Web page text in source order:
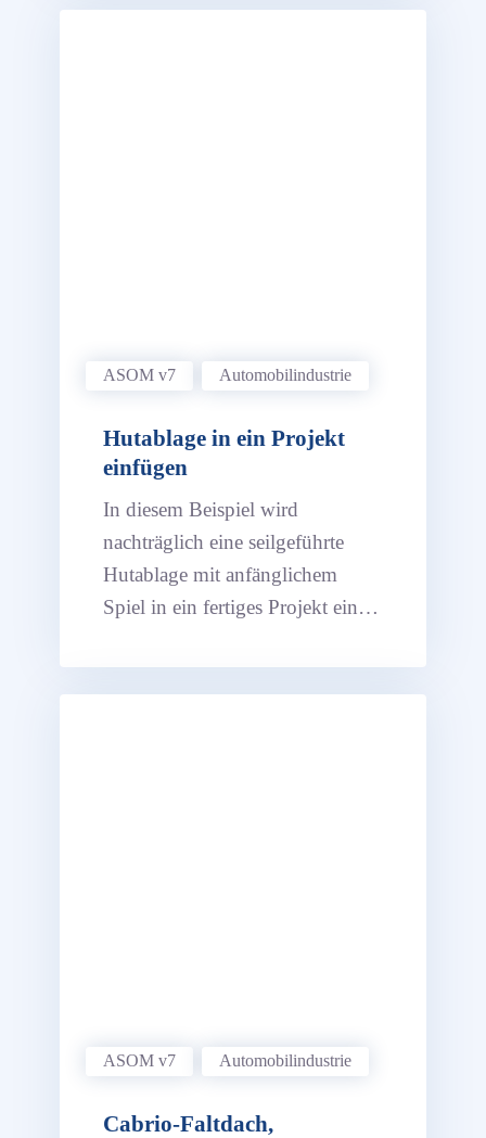
ASOM v7 Automobil­industrie
Hutablage in ein Projekt
einfügen
In diesem Beispiel wird
nachträglich eine seilgeführte
Hutablage mit anfänglichem
Spiel in ein fertiges Projekt einer
ASOM v7 Automobil­industrie
Cabrio-Faltdach,